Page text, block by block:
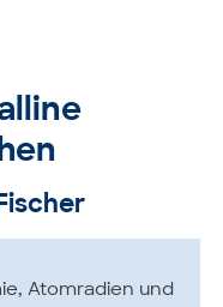
Atomradien und